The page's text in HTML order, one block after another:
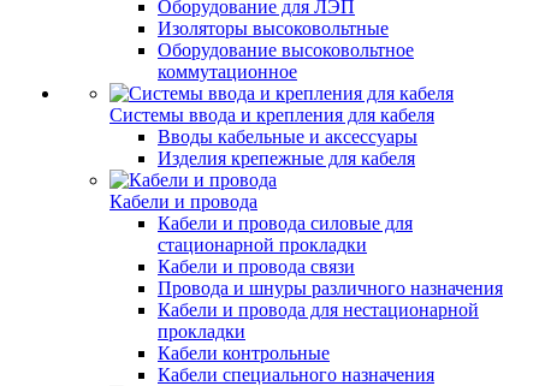
Оборудование для ЛЭП
Изоляторы высоковольтные
Оборудование высоковольтное
коммутационное
Системы ввода и крепления для кабеля
Вводы кабельные и аксессуары
Изделия крепежные для кабеля
Кабели и провода
Кабели и провода силовые для
стационарной прокладки
Кабели и провода связи
Провода и шнуры различного назначения
Кабели и провода для нестационарной
прокладки
Кабели контрольные
Кабели специального назначения